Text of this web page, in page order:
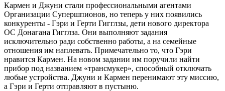
Кармен и Джуни стали профессиональными агентами
Организации Супершпионов, но теперь у них появились
конкуренты - Гэри и Герти Гигглзы, дети нового директора
ОС Донагана Гигглза. Они выполняют задания
исключительно ради собственно работы, а на семейные
отношения им наплевать. Примечательно то, что Гэри
нравится Кармен. На новом задании им поручили найти
прибор под названием «трансмукер», способный отключать
любые устройства. Джуни и Кармен перенимают эту миссию,
а Гэри и Герти отправляют в пустыню.